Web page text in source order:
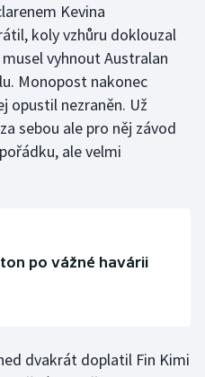
Kevina
koly vzhůru doklouzal
vyhnout Australan
Monopost nakonec
opustil nezraněn. Už
sebou ale pro něj závod
ale velmi
po vážné havárii
dvakrát doplatil Fin Kimi